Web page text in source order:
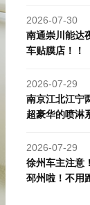
2026-07-30
南通崇川能达
车贴膜店！！
2026-07-29
南京江北江宁
超豪华的喷淋
2026-07-29
徐州车主注意
邳州啦！不用